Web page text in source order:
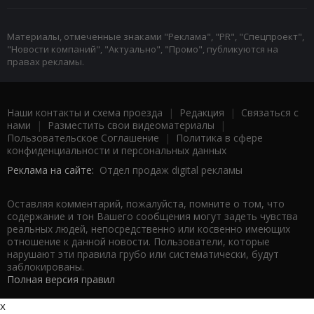
Материалы, отмеченные знаками "Реклама", "PR", "Спецпроект",
"Новости компаний", "Актуально", "Промо", публикуются на
правах рекламы.
Наши контакты и схема проезда | Редакция | Связаться с
нами | Разместить свои видеоматериалы |
Пользовательское Соглашение |
Политика в сфере
конфиденциальности и персональных данных
Реклама на сайте: Отдел продаж digital рекламы
Оставляя комментарий, пожалуйста, помните о том, что
содержание и тон Вашего сообщения могут задеть чувства
реальных людей, непосредственно или косвенно имеющих
отношение к данной новости. Пользователи, которые
нарушают эти правила грубо или систематически, будут
заблокированы.
Полная версия правил
x